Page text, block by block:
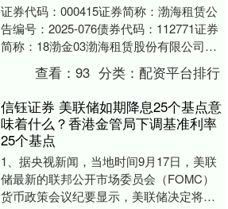
证券代码：000415证券简称：渤海租赁公
告编号：2025-076债券代码：112771证券
简称：18渤金03渤海租赁股份有限公司本
公司及董事会全体成员保证信息....
查看：93 分类：配资平台排行
信钰证券 美联储如期降息25个基点意
味着什么？香港金管局下调基准利率
25个基点
1、据央视新闻，当地时间9月17日，美联
储最新的联邦公开市场委员会（FOMC）
货币政策会议纪要显示，美联储决定将联